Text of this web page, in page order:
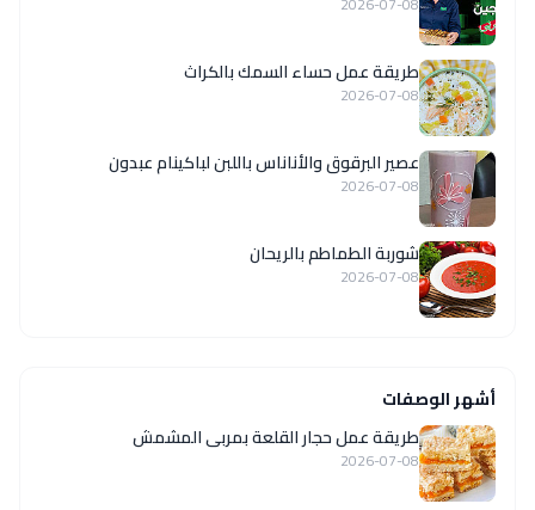
طريقة عمل حساء السمك بالكراث
2026-07-08
عصير البرقوق والأناناس باللبن لباكينام عبدون
2026-07-08
شوربة الطماطم بالريحان
2026-07-08
أشهر الوصفات
طريقة عمل حجار القلعة بمربى المشمش
2026-07-08